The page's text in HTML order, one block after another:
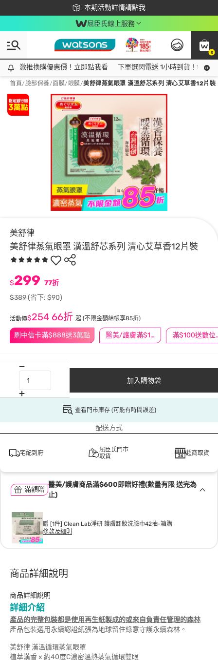
本期活動詳情請點我
下載app最高回饋$350
屈臣氏線上服務
0
激推換購優惠價！立即點我看
激推換購優惠價！立即點我看 下單選閃電送 1小時到貨！領神
首頁/臉部保養/面膜/ 眼膜/美舒律蒸氣眼罩 漢溫舒芯系列 清心艾草香12片裝
美舒律
美舒律蒸氣眼罩 漢溫舒芯系列 清心艾草香12片裝
刷中信卡滿$888送3萬點 醫美/護膚滿$1200送$200 滿
$299 77折
$389(省下: $90)
活動價$254 66折 起 (不限金額結帳享85折)
加入購物袋
查看門市庫存 (可能有時間誤差)
配送方式
宅配到府
屈臣氏門市
取貨
超商取貨
滿額贈
醫美/護膚商品滿$600即贈好禮(數量有限 送完為
止)
贈 [1件] Clean Lab淨研 護膚卸妝洗臉巾42抽-箱購
條款及細則
商品詳細說明
商品詳細說明
詳細介紹
產品的完整包裝都是使用再生紙製成的或來自負責任管理的森林
產品包裝選用永續認證紙張為地球留住綠意守護永續森林。
美舒律 漢溫循環蒸氣眼罩
植萃漢香 x 約40度C濃密溫熱蒸氣循環雙眼